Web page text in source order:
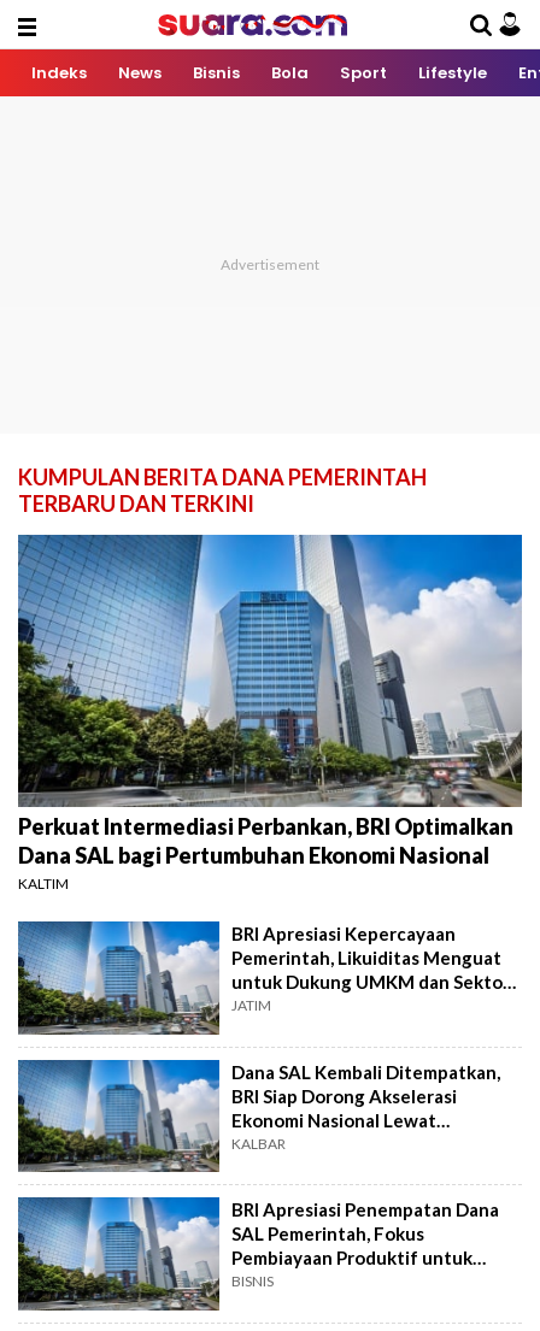
Indeks News Bisnis Bola Sport Lifestyle
KUMPULAN BERITA DANA PEMERINTAH
TERBARU DAN TERKINI
Perkuat Intermediasi Perbankan, BRI Optimalkan
Dana SAL bagi Pertumbuhan Ekonomi Nasional
KALTIM
BRI Apresiasi Kepercayaan
Pemerintah, Likuiditas Menguat
untuk Dukung UMKM dan Sektor
Riil
JATIM
Dana SAL Kembali Ditempatkan,
BRI Siap Dorong Akselerasi
Ekonomi Nasional Lewat
Pembiayaan Produktif
KALBAR
BRI Apresiasi Penempatan Dana
SAL Pemerintah, Fokus
Pembiayaan Produktif untuk
Akselerasi Ekonomi
BISNIS